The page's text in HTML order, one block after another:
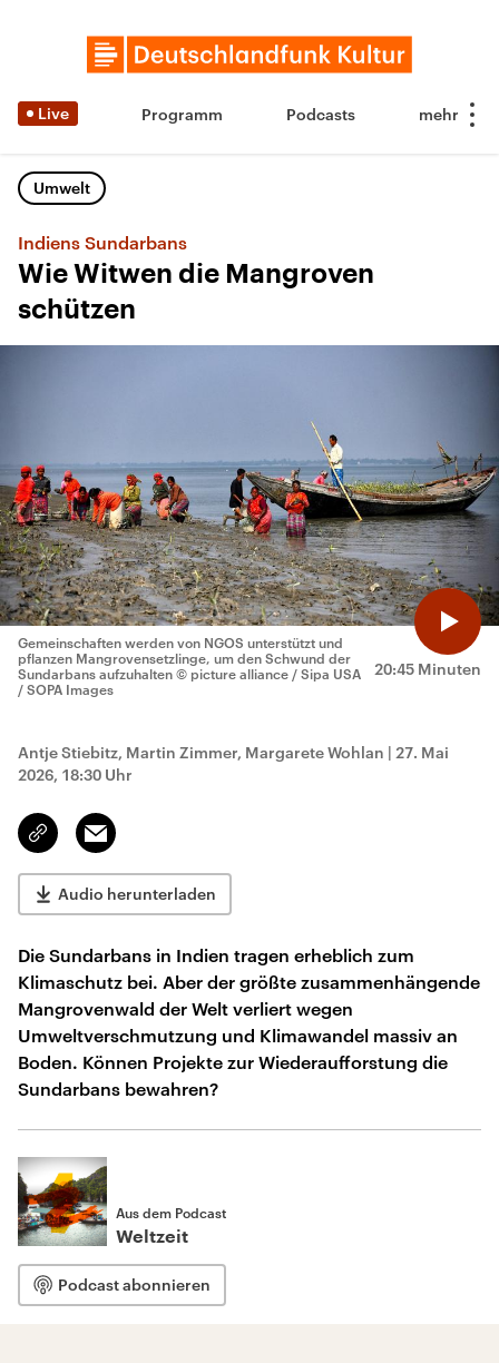
Live Programm Podcasts
Umwelt
Indiens Sundarbans
Wie Witwen die Mangroven
schützen
20:45 Minuten
Gemeinschaften werden von NGOS unterstützt und
pflanzen Mangrovensetzlinge, um den Schwund der
Sundarbans aufzuhalten © picture alliance / Sipa USA
/ SOPA Images
Antje Stiebitz, Martin Zimmer, Margarete Wohlan | 27. Mai
2026, 18:30 Uhr
Link
kopieren/teilen
Email
Audio herunterladen
Die Sundarbans in Indien tragen erheblich zum
Klimaschutz bei. Aber der größte zusammenhängende
Mangrovenwald der Welt verliert wegen
Umweltverschmutzung und Klimawandel massiv an
Boden. Können Projekte zur Wiederaufforstung die
Sundarbans bewahren?
Aus dem Podcast
Weltzeit
Podcast abonnieren